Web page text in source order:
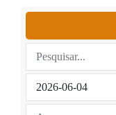
Pesquisar...